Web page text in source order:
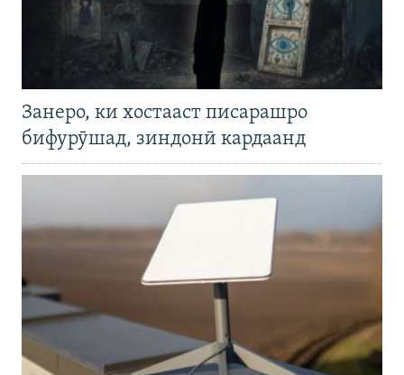
Занеро, ки хостааст писарашро
бифурӯшад, зиндонӣ кардаанд